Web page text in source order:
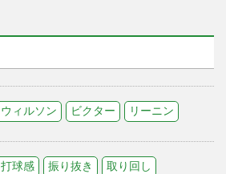
ウィルソン ビクター リーニン
打球感 振り抜き 取り回し